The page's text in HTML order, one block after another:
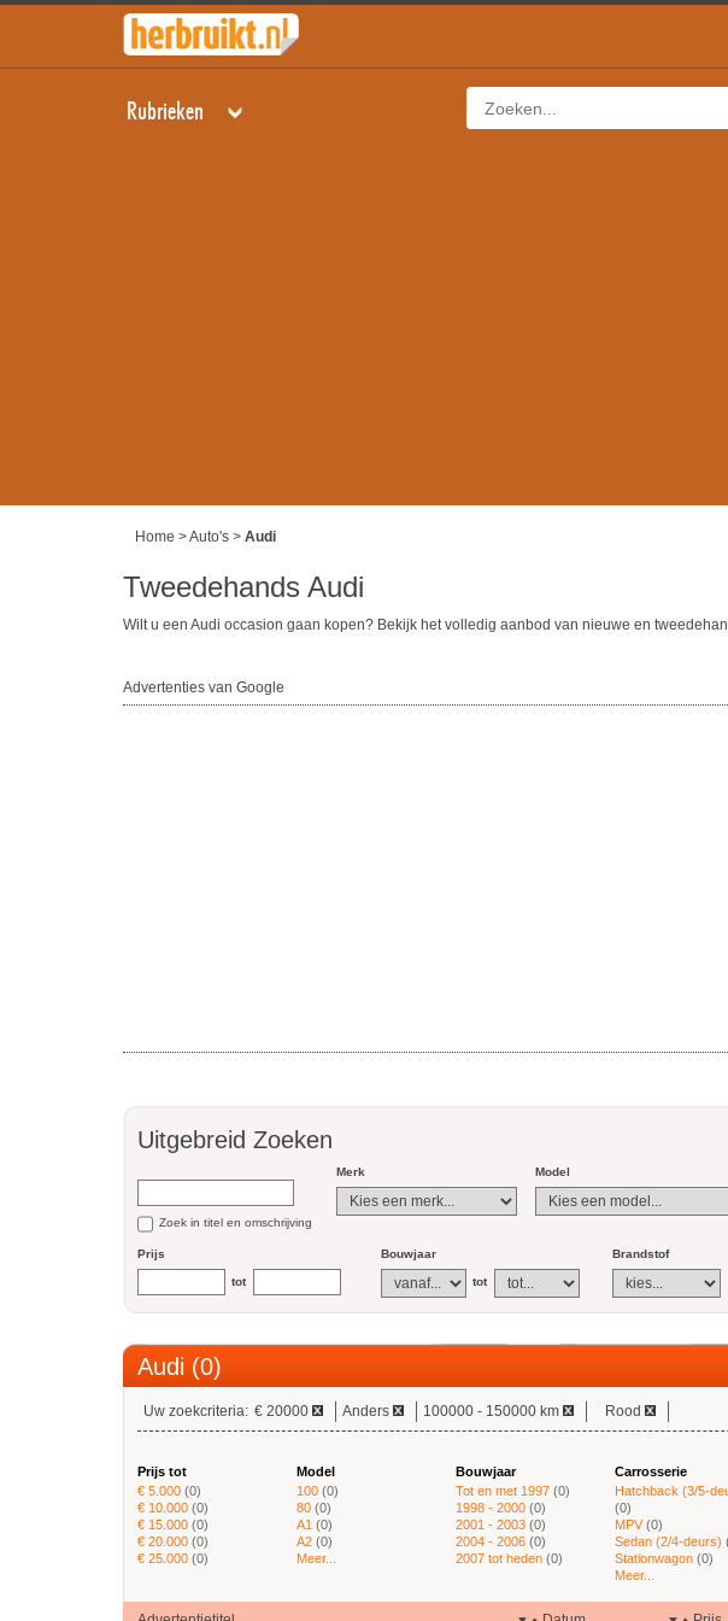
Rubrieken
Home >Auto's > Audi
Tweedehands Audi
Wilt u een Audi occasion gaan kopen? Bekijk het volledig aanbod van nieuwe en
Advertenties van Google
Uitgebreid Zoeken
Zoek in titel en omschrijving
Merk Model
Prijs
tot
Bouwjaar
tot
Brandstof
Audi (0)
Uw zoekcriteria: € 20000 Anders 100000 - 150000 km Rood
Prijs tot
€ 5.000 (0)
€ 10.000 (0)
€ 15.000 (0)
€ 20.000 (0)
€ 25.000 (0)
Model
100 (0)
80 (0)
A1 (0)
A2 (0)
Meer...
Bouwjaar
Tot en met 1997 (0)
1998 - 2000 (0)
2001 - 2003 (0)
2004 - 2006 (0)
2007 tot heden (0)
Carrosserie
Hatchback (3/5-
(0)
MPV (0)
Sedan (2/4-deurs)
Stationwagon (0)
Meer...